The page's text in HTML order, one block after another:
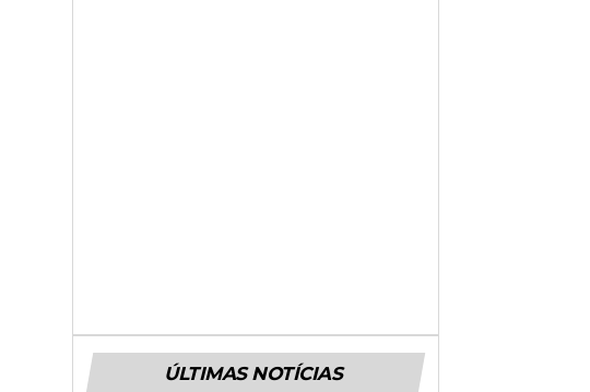
ÚLTIMAS NOTÍCIAS